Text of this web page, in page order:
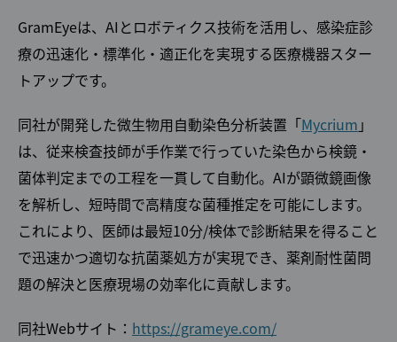
GramEyeは、AIとロボティクス技術を活用し、感染症診
療の迅速化・標準化・適正化を実現する医療機器スター
トアップです。
同社が開発した微生物用自動染色分析装置「Mycrium 」
は、従来検査技師が手作業で行っていた染色から検鏡・
菌体判定までの工程を一貫して自動化。AIが顕微鏡画像
を解析し、短時間で高精度な菌種推定を可能にします。
これにより、医師は最短10分/検体で診断結果を得ること
で迅速かつ適切な抗菌薬処方が実現でき、薬剤耐性菌問
題の解決と医療現場の効率化に貢献します。
同社Webサイト： https://grameye.com/